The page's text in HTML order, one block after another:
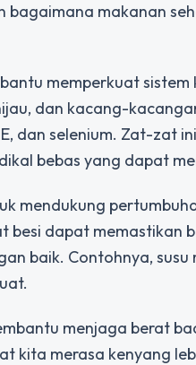
bagaimana makanan
memperkuat sistem
dan kacang-
dan selenium. Zat-zat
bebas yang dapat
mendukung
besi dapat memastikan
baik. Contohnya, susu
menjaga berat
kita merasa kenyang